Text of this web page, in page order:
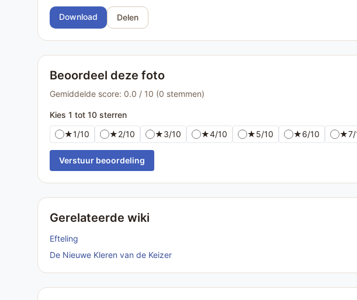
Download Delen
Beoordeel deze foto
Gemiddelde score: 0.0 / 10 (0 stemmen)
Kies 1 tot 10 sterren
★1/10 ★2/10 ★3/10 ★4/10 ★5/10 ★6/10 ★7/
Verstuur beoordeling
Gerelateerde wiki
Efteling
De Nieuwe Kleren van de Keizer